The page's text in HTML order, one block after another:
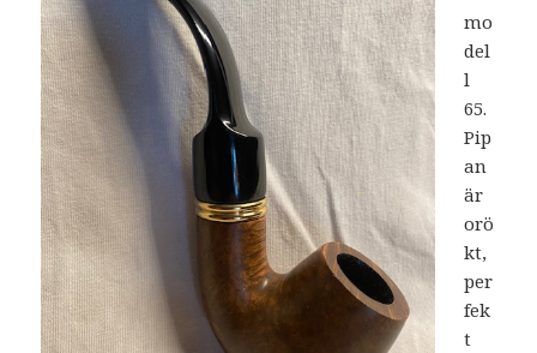
mo
del
l
65.
Pip
an
är
orö
kt,
per
fek
t